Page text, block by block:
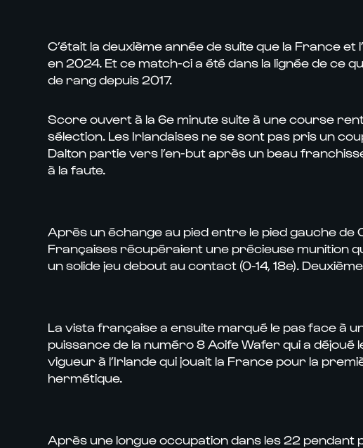
C’était la deuxième année de suite que la France
en 2024. Et ce match-ci a été dans la lignée de ce
de rang depuis 2017.
Score ouvert à la 6e minute suite à une course
sélection. Les Irlandaises ne se sont pas pris un
Dalton partie vers l’en-but après un beau
à la faute.
Après un échange au pied entre le pied gauche
Françaises récupéraient une précieuse munition
un solide jeu debout au contact (0-14, 18e).
La vista française a ensuite marqué le pas face à
puissance de la numéro 8 Aoife Wafer qui a déjoué
vigueur à l’Irlande qui jouait la France pour la
hermétique.
Après une longue occupation dans les 22 pendant